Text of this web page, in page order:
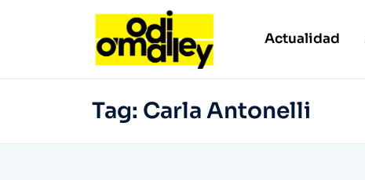
Actualidad
Tag: Carla Antonelli